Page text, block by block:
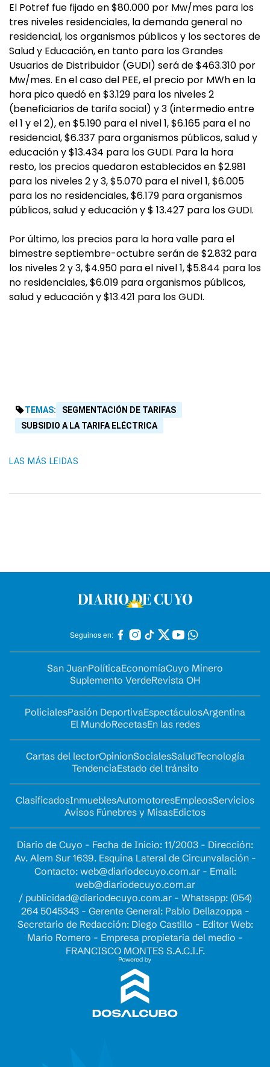
El Potref fue fijado en $80.000 por Mw/mes para los
tres niveles residenciales, la demanda general no
residencial, los organismos públicos y los sectores de
Salud y Educación, en tanto para los Grandes
Usuarios de Distribuidor (GUDI) será de $463.310 por
Mw/mes. En el caso del PEE, el precio por MWh en la
hora pico quedó en $3.129 para los niveles 2
(beneficiarios de tarifa social) y 3 (intermedio entre
el 1 y el 2), en $5.190 para el nivel 1, $6.165 para el no
residencial, $6.337 para organismos públicos, salud y
educación y $13.434 para los GUDI. Para la hora
resto, los precios quedaron establecidos en $2.981
para los niveles 2 y 3, $5.070 para el nivel 1, $6.005
para los no residenciales, $6.179 para organismos
públicos, salud y educación y $ 13.427 para los GUDI.
Por último, los precios para la hora valle para el
bimestre septiembre-octubre serán de $2.832 para
los niveles 2 y 3, $4.950 para el nivel 1, $5.844 para los
no residenciales, $6.019 para organismos públicos,
salud y educación y $13.421 para los GUDI.
TEMAS:
SEGMENTACIÓN DE TARIFAS
SUBSIDIO A LA TARIFA ELÉCTRICA
LAS MÁS LEIDAS
Seguinos en:
San JuanPolíticaEconomíaCuyo Minero
Suplemento VerdeRevista OH
PolicialesPasión DeportivaEspectáculosArgentina
El MundoRecetasEn las redes
Cartas del lectorOpinionSocialesSaludTecnología
TendenciaEstado del tránsito
ClasificadosInmueblesAutomotoresEmpleosServicios
Avisos Fúnebres y MisasEdictos
Diario de Cuyo - Fecha de Inicio: 11/2003 - Dirección:
Av. Alem Sur 1639. Esquina Lateral de Circunvalación -
Contacto: web@diariodecuyo.com.ar- Email:
web@diariodecuyo.com.ar
/ publicidad@diariodecuyo.com.ar- Whatsapp: (054)
264 5045343 - Gerente General: Pablo Dellazoppa -
Secretario de Redacción: Diego Castillo - Editor Web:
Mario Romero - Empresa propietaria del medio -
FRANCISCO MONTES S.A.C.I.F.